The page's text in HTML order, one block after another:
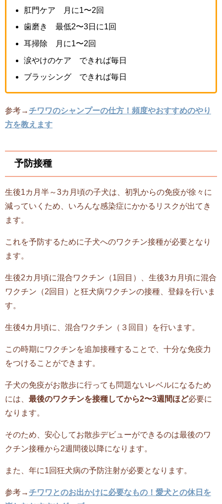
肛門ケア 月に1〜2回
歯磨き 最低2〜3日に1回
耳掃除 月に1〜2回
涙やけのケア できれば毎日
ブラッシング できれば毎日
参考→チワワのシャンプーの仕方！頻度やおすすめのやり
方を教えます
予防接種
生後1カ月半～3カ月頃の子犬は、初乳からの免疫が徐々に
減っていくため、いろんな感染症にかかるリスクが出てき
ます。
これを予防するために子犬へのワクチン接種が必要となり
ます。
生後2カ月頃に混合ワクチン（1回目）、生後3カ月頃に混合
ワクチン（2回目）と狂犬病ワクチンの接種、登録を行いま
す。
生後4カ月頃に、混合ワクチン（３回目）を行います。
この時期にワクチンを追加接種することで、十分な免疫力
をつけることができます。
子犬の免疫がお散歩に行っても問題ないレベルになるため
には、 最後のワクチンを接種してから2〜3週間ほど必要に
なります。
そのため、安心してお散歩デビューができるのは最後のワ
クチン接種から2週間後以降になります。
また、年に1回狂犬病の予防注射が必要となります。
参考→チワワとのお出かけに必要なもの！愛犬との休日を